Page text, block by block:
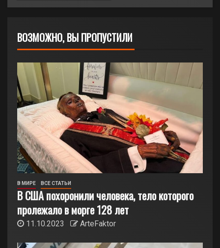
ВОЗМОЖНО, ВЫ ПРОПУСТИЛИ
В МИРЕ ВСЕ СТАТЬИ
В США похоронили человека, тело которого
пролежало в морге 128 лет
11.10.2023 ArteFaktor